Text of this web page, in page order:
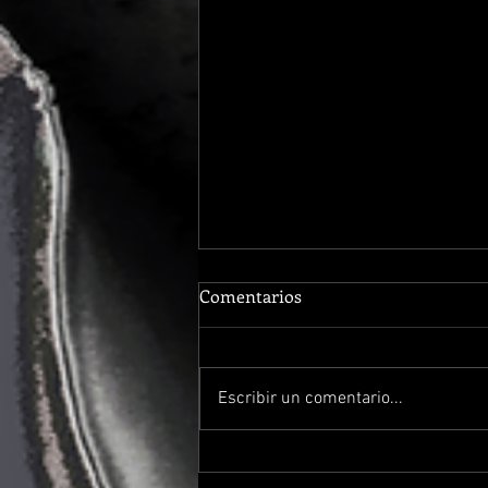
Hecatónquiros en Músicos
Comentarios
Escribir un comentario...